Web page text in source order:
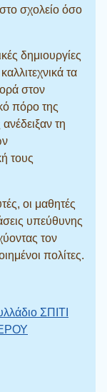
σχολείο όσο
δημιουργίες
τα
στον
πόρο της
τη
τους
οι μαθητές
υπεύθυνης
τον
πολίτες.
ΣΠΙΤΙ